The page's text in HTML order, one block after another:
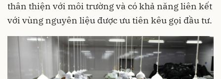
thân thiện với môi trường và có khả năng liên kết
với vùng nguyên liệu được ưu tiên kêu gọi đầu tư.